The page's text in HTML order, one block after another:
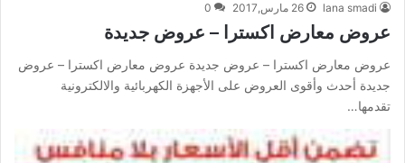
lana smadi 26 مارس,2017 0
عروض معارض اكسترا – عروض جديدة
عروض معارض اكسترا – عروض جديدة عروض معارض اكسترا – عروض
جديدة أحدث وأقوى العروض على الأجهزة الكهربائية والالكترونية
تقدمها…